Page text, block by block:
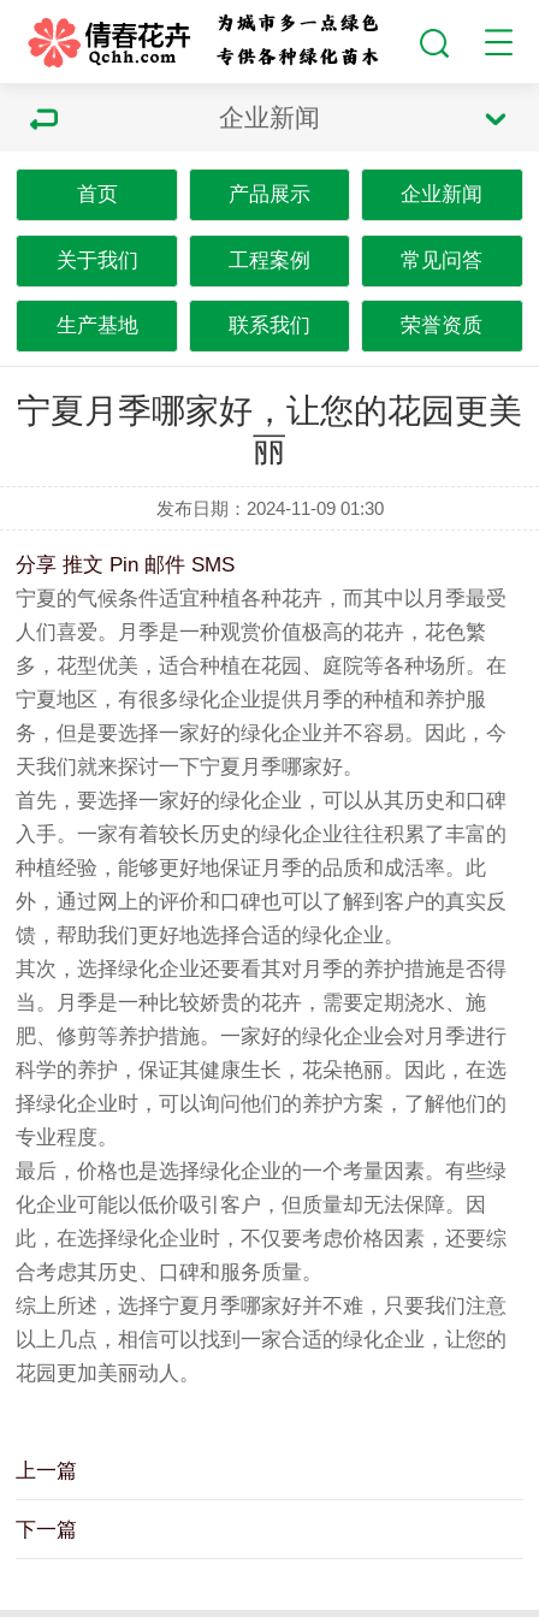
企业新闻
首页 产品展示 企业新闻
关于我们 工程案例 常见问答
生产基地 联系我们 荣誉资质
宁夏月季哪家好，让您的花园更美
丽
发布日期：2024-11-09 01:30
分享 推文 Pin 邮件 SMS
宁夏的气候条件适宜种植各种花卉，而其中以月季最受
人们喜爱。月季是一种观赏价值极高的花卉，花色繁
多，花型优美，适合种植在花园、庭院等各种场所。在
宁夏地区，有很多绿化企业提供月季的种植和养护服
务，但是要选择一家好的绿化企业并不容易。因此，今
天我们就来探讨一下宁夏月季哪家好。
首先，要选择一家好的绿化企业，可以从其历史和口碑
入手。一家有着较长历史的绿化企业往往积累了丰富的
种植经验，能够更好地保证月季的品质和成活率。此
外，通过网上的评价和口碑也可以了解到客户的真实反
馈，帮助我们更好地选择合适的绿化企业。
其次，选择绿化企业还要看其对月季的养护措施是否得
当。月季是一种比较娇贵的花卉，需要定期浇水、施
肥、修剪等养护措施。一家好的绿化企业会对月季进行
科学的养护，保证其健康生长，花朵艳丽。因此，在选
择绿化企业时，可以询问他们的养护方案，了解他们的
专业程度。
最后，价格也是选择绿化企业的一个考量因素。有些绿
化企业可能以低价吸引客户，但质量却无法保障。因
此，在选择绿化企业时，不仅要考虑价格因素，还要综
合考虑其历史、口碑和服务质量。
综上所述，选择宁夏月季哪家好并不难，只要我们注意
以上几点，相信可以找到一家合适的绿化企业，让您的
花园更加美丽动人。
上一篇
下一篇